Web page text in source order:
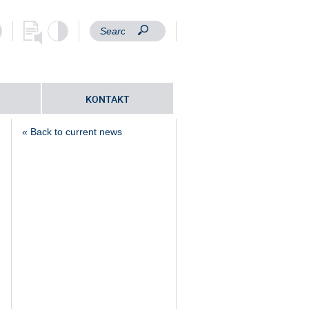
KONTAKT
« Back to current news